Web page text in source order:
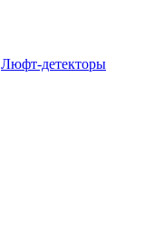
Люфт-детекторы